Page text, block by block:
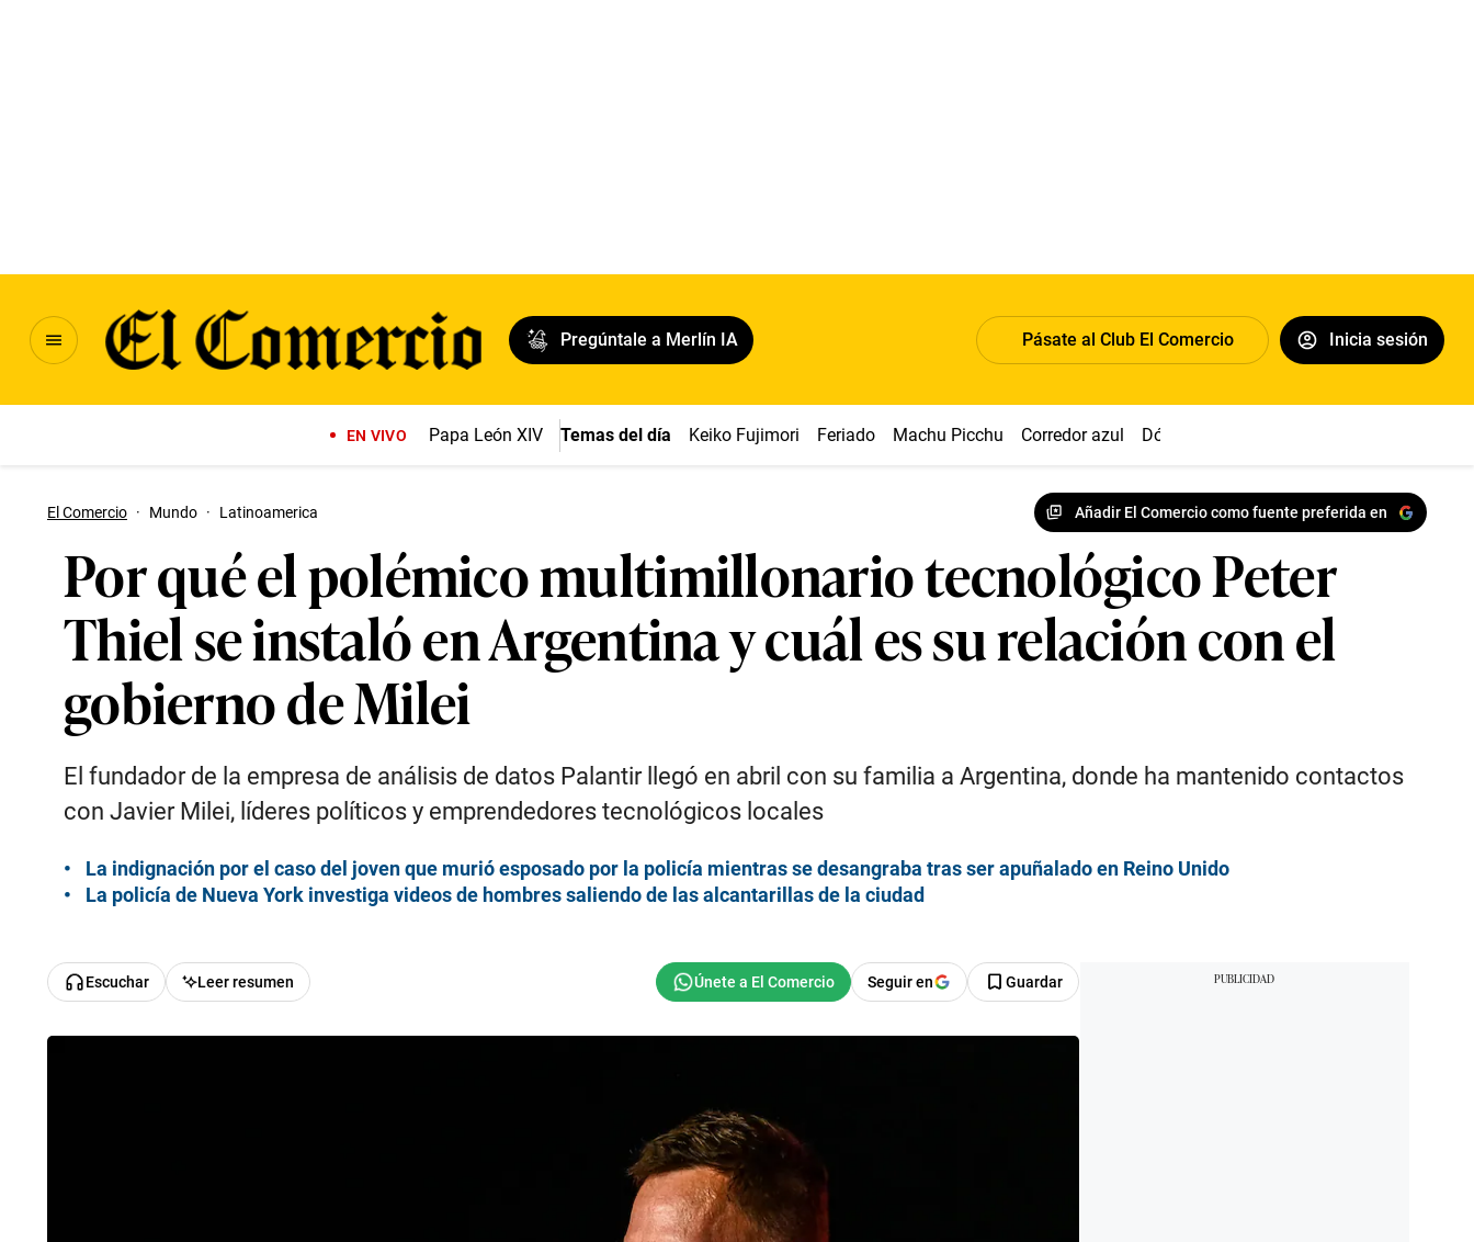
Pregúntale a Merlín IA Pásate al Club El Comercio Inicia sesión
EN VIVO Papa León XIV Temas del día Keiko Fujimori Feriado Machu Picchu Corredor azul Dólar
El Comercio · Mundo · Latinoamerica Añadir El Comercio como fuente preferida en
Por qué el polémico multimillonario tecnológico Peter
Thiel se instaló en Argentina y cuál es su relación con el
gobierno de Milei
El fundador de la empresa de análisis de datos Palantir llegó en abril con su familia a Argentina, donde ha mantenido contactos
con Javier Milei, líderes políticos y emprendedores tecnológicos locales
La indignación por el caso del joven que murió esposado por la policía mientras se desangraba tras ser apuñalado en Reino Unido
La policía de Nueva York investiga videos de hombres saliendo de las alcantarillas de la ciudad
Escuchar Leer resumen Seguir en Guardar